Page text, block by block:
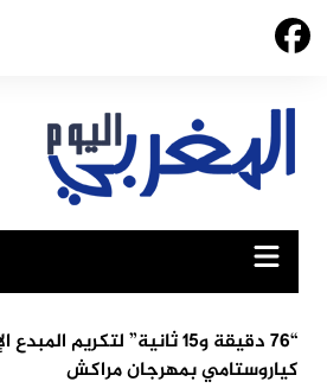
Skip
“76 دقيقة و15 ثانية” لتكريم
كياروستامي بمهرجان مراكش